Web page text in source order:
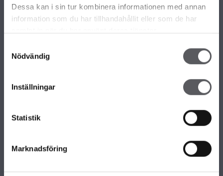
Dessa kan i sin tur kombinera informationen med annan
information som du har tillhandahållit eller som de har
Nödvändig
Inställningar
Statistik
Marknadsföring
FRITIDSHUS
KOMPLEMENTBOSTADSHUS
OM FISKARHEDENVILLAN
Jobba hos oss
Nyhetsbrev
KONTAKTA FISKARHEDENVILLAN
Huvudkontor